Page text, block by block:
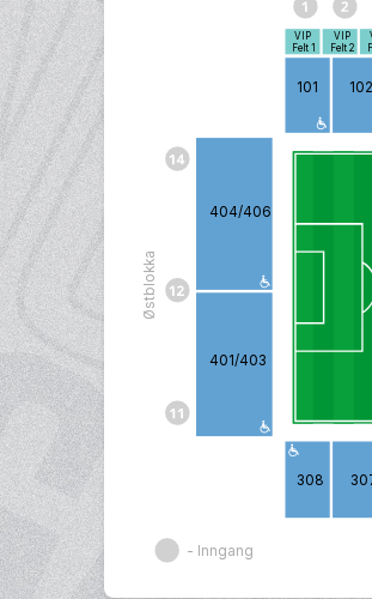
101 102
308
401/403
404/406
VIP
Felt 1
VIP
Felt 2
Østblokka
- Inngang